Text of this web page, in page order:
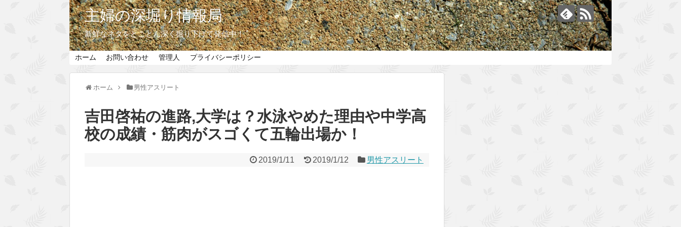
主婦の深堀り情報局
新鮮なネタをとことん深く掘り下げて発信中！
ホーム お問い合わせ 管理人 プライバシーポリシー
ホーム 男性アスリート
吉田啓祐の進路,大学は？水泳やめた理由や中学高
校の成績・筋肉がスゴくて五輪出場か！
2019/1/11 2019/1/12 男性アスリート